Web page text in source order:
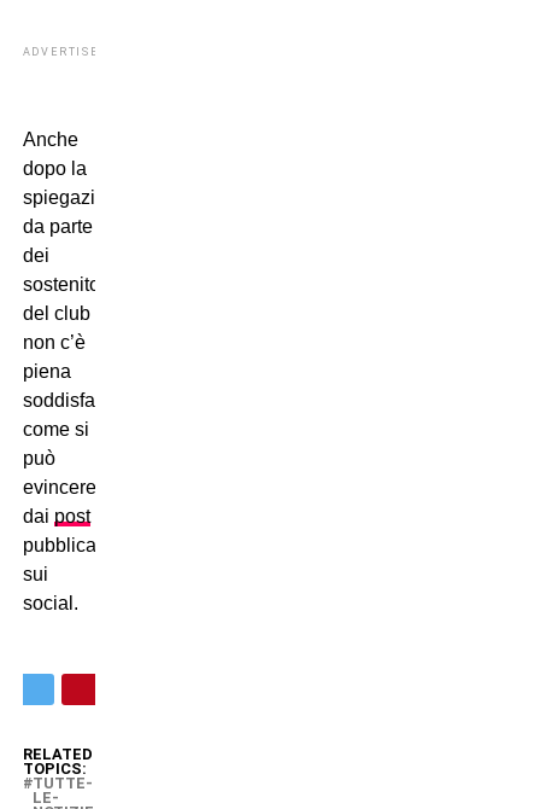
ADVERTISEMENT
Anche
dopo la
spiegazione,
da parte
dei
sostenitori
del club
non c’è
piena
soddisfazione,
come si
può
evincere
dai post
pubblicati
sui
social.
RELATED
TOPICS:
TUTTE-
LE-